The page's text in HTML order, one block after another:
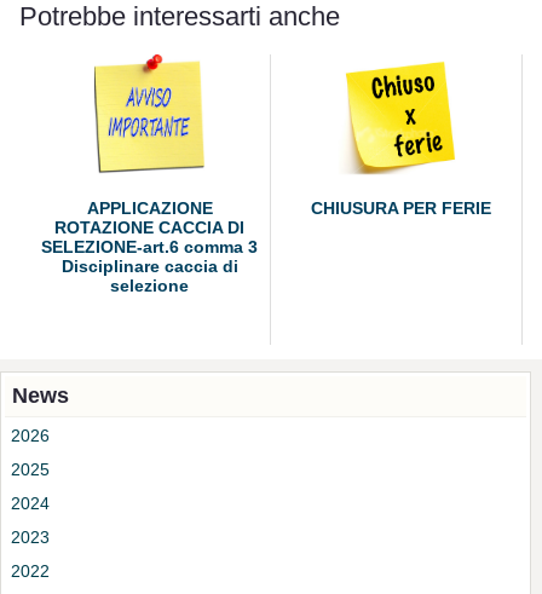
Potrebbe interessarti anche
APPLICAZIONE
ROTAZIONE CACCIA DI
SELEZIONE-art.6 comma 3
Disciplinare caccia di
selezione
CHIUSURA PER FERIE
News
2026
2025
2024
2023
2022